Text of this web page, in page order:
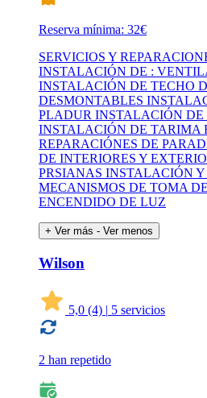
Reserva mínima: 32€
SERVICIOS Y
INSTALACIÓN DE :
INSTALACIÓN DE TECHO
DESMONTABLES
PLADUR INSTALACIÓN DE
INSTALACIÓN DE TARIMA
REPARACIÓNES DE
DE INTERIORES Y
PRSIANAS INSTALACIÓN
MECANISMOS DE TOMA
ENCENDIDO DE LUZ
+ Ver más - Ver menos
Wilson
5,0 (4) | 5 servicios
2 han repetido